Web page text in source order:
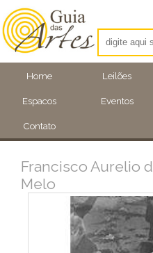
Home Leilões
Espacos Eventos
Contato
Francisco Aurelio
Melo